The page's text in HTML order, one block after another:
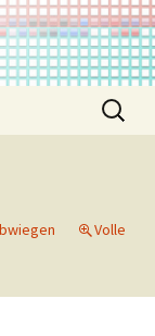
Suchen
nach:
Volle